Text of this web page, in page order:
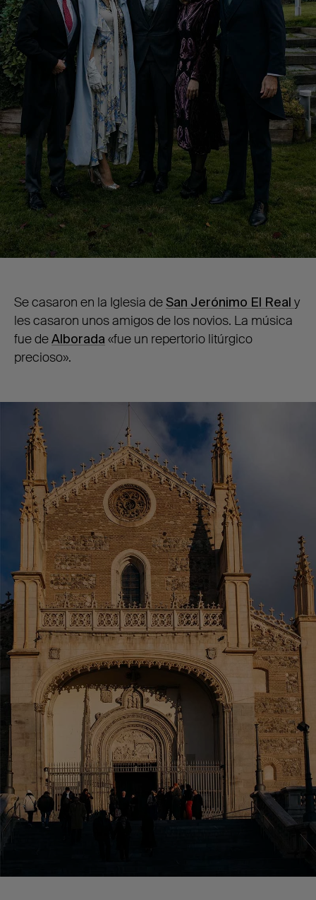
Se casaron en la Iglesia deSan Jerónimo El Real y
les casaron unos amigos de los novios. La música
fue deAlborada «fue un repertorio litúrgico
precioso».